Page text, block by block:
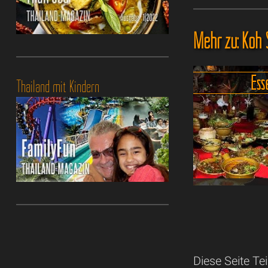
Mehr zu:
sich beim
Diese Seite
Thailand mit Kindern